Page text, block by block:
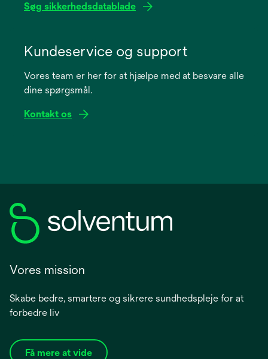
Søg sikkerhedsdatablade
new
Kundeservice og support
Vores team er her for at hjælpe med at besvare alle
dine spørgsmål.
Kontakt os
Vores mission
Skabe bedre, smartere og sikrere sundhedspleje for at
forbedre liv
Få mere at vide